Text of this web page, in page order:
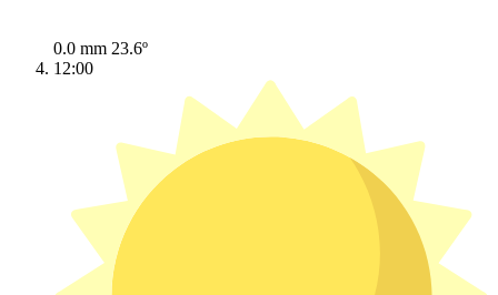
0.0 mm 23.6º
12:00